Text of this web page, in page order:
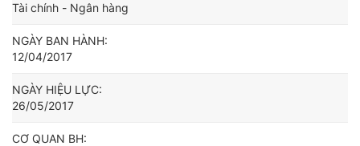
Tài chính - Ngân hàng
NGÀY BAN HÀNH:
12/04/2017
NGÀY HIỆU LỰC:
26/05/2017
CƠ QUAN BH: